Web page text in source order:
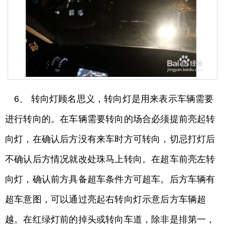
6、 转向灯顾名思义，转向灯是用来表示车辆需要
进行转向的。在车辆需要转向的场合必须提前亮起转
向灯，在确认后方没有来车时方可转向，切忌打灯后
不确认后方情况就改处珠马上转向。在超车前亮左转
向灯，确认前方具备超车条件方可超车。后方车辆有
超车意图，可以通过亮起右转向灯示意后方车辆超
越。在红绿灯前的掉头或转向车道，除非是排第一，